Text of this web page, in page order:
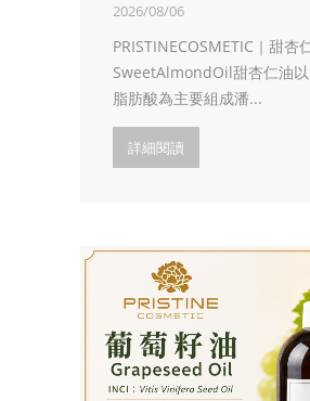
2026/08/06
PRISTINECOSMETIC｜甜杏
SweetAlmondOil甜杏仁油
脂肪酸為主要組成潘...
詳細閱讀